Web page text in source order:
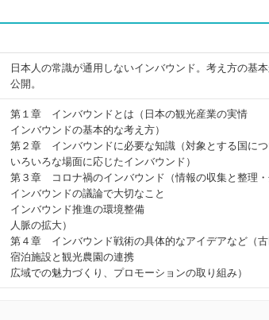
日本人の常識が通用しないインバウンド。考え方の基
公開。
第１章 インバウンドとは（日本の観光産業の実情
インバウンドの基本的な考え方）
第２章 インバウンドに必要な知識（対象とする国に
いろいろな場面に応じたインバウンド）
第３章 コロナ禍のインバウンド（情報の収集と整理
インバウンドの議論で大切なこと
インバウンド推進の環境整備
人脈の拡大）
第４章 インバウンド戦術の具体的なアイデアなど（
宿泊施設と観光農園の連携
広域での魅力づくり、プロモーションの取り組み）